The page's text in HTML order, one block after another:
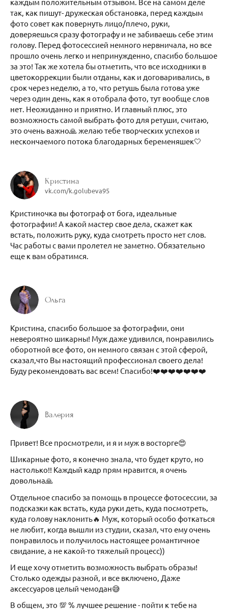
так, как пишут- дружеская обстановка, перед каждым
фото совет как повернуть лицо/плечо, руки,
доверяешься сразу фотографу и не забиваешь себе этим
голову. Перед фотосессией немного нервничала, но все
прошло очень легко и непринужденно, спасибо большое
за это! Так же хотела бы отметить, что все исходники в
цветокоррекции были отданы, как и договаривались, в
срок через неделю, а то, что ретушь была готова уже
через один день, как я отобрала фото, тут вообще слов
нет. Неожиданно и приятно. И главный плюс, это
возможность самой выбрать фото для ретуши, считаю,
это очень важно🙏 желаю тебе творческих успехов и
нескончаемого потока благодарных беременяшек🤍
Кристина
vk.com/k.golubeva95
Кристиночка вы фотограф от бога, идеальные
фотографии! А какой мастер свое дела, скажет как
встать, положить руку, куда смотреть просто нет слов.
Час работы с вами пролетел не заметно. Обязательно
еще к вам обратимся.
Ольга
Кристина, спасибо большое за фотографии, они
невероятно шикарны! Муж даже удивился, понравились
оборотной все фото, он немного связан с этой сферой,
сказал,что Вы настоящий профессионал своего дела!
Буду рекомендовать вас всем! Спасибо!❤️❤️❤️❤️❤️❤️❤️
Валерия
Привет! Все просмотрели, и я и муж в восторге😍
Шикарные фото, я конечно знала, что будет круто, но
настолько!! Каждый кадр прям нравится, я очень
довольна🙏
Отдельное спасибо за помощь в процессе фотосессии, за
подсказки как встать, куда руки деть, куда посмотреть,
куда голову наклонить🔥 Муж, который особо фоткаться
не любит, когда вышли из студии, сказал, что ему очень
понравилось и получилось настоящее романтичное
свидание, а не какой-то тяжелый процесс))
И еще хочу отметить возможность выбрать образы!
Столько одежды разной, и все включено, Даже
аксессуаров целый чемодан😅
В общем, это 💯 % лучшее решение - пойти к тебе на